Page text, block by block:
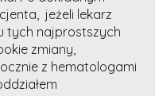
jeżeli lekarz
tych najprostszych
zmiany,
z hematologami